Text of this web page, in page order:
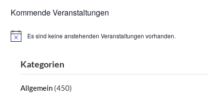
Kommende Veranstaltungen
HinweisEs sind keine anstehenden Veranstaltungen vorhanden.
Kategorien
Allgemein (450)